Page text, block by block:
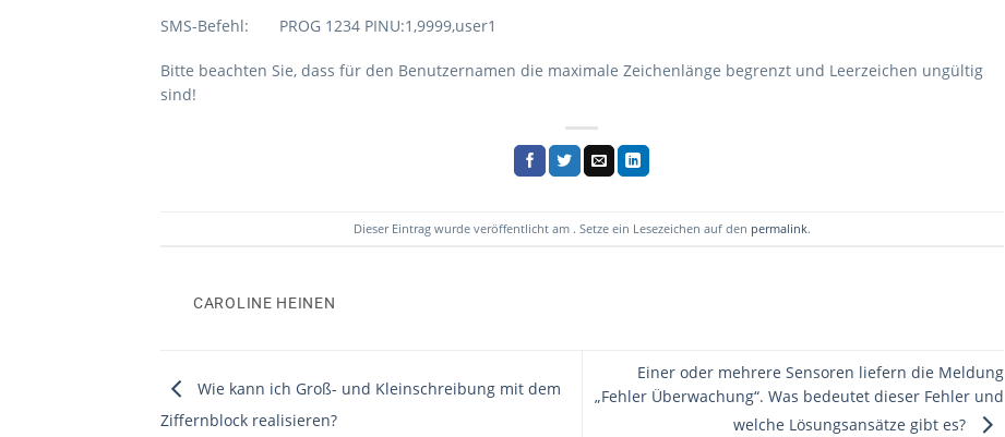
SMS-Befehl: PROG 1234 PINU:1,9999,user1
Bitte beachten Sie, dass für den Benutzernamen die maximale Zeichenlänge begrenzt und Leerzeichen ungültig
sind!
Dieser Eintrag wurde veröffentlicht am . Setze ein Lesezeichen auf den permalink.
CAROLINE HEINEN
Wie kann ich Groß- und Kleinschreibung mit dem
Ziffernblock realisieren?
Einer oder mehrere Sensoren liefern die Meldung
„Fehler Überwachung“. Was bedeutet dieser Fehler und
welche Lösungsansätze gibt es?